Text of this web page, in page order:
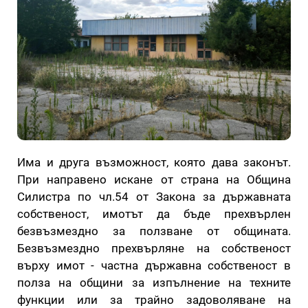
Има и друга възможност, която дава законът.
При направено искане от страна на Община
Силистра по чл.54 от Закона за държавната
собственост, имотът да бъде прехвърлен
безвъзмездно за ползване от общината.
Безвъзмездно прехвърляне на собственост
върху имот - частна държавна собственост в
полза на общини за изпълнение на техните
функции или за трайно задоволяване на